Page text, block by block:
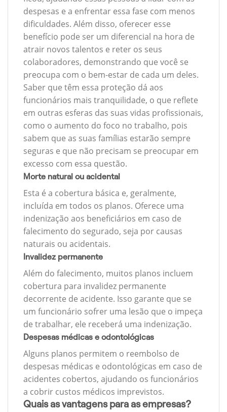
despesas e a enfrentar essa fase com menos
dificuldades. Além disso, oferecer esse
benefício pode ser um diferencial na hora de
atrair novos talentos e reter os seus
colaboradores, demonstrando que você se
preocupa com o bem-estar de cada um deles.
Saber que têm essa proteção dá aos
funcionários mais tranquilidade, o que reflete
em outras esferas das suas vidas profissionais,
como o aumento do foco no trabalho, pois
sabem que as suas famílias estarão sempre
seguras e que não precisam se preocupar em
excesso com essa questão.
Morte natural ou acidental
Esta é a cobertura básica e, geralmente,
incluída em todos os planos. Oferece uma
indenização aos beneficiários em caso de
falecimento do segurado, seja por causas
naturais ou acidentais.
Invalidez permanente
Além do falecimento, muitos planos incluem
cobertura para invalidez permanente
decorrente de acidente. Isso garante que se
um funcionário sofrer uma lesão que o impeça
de trabalhar, ele receberá uma indenização.
Despesas médicas e odontológicas
Alguns planos permitem o reembolso de
despesas médicas e odontológicas em caso de
acidentes cobertos, ajudando os funcionários
a cobrir custos médicos imprevistos.
Quais as vantagens para as empresas?